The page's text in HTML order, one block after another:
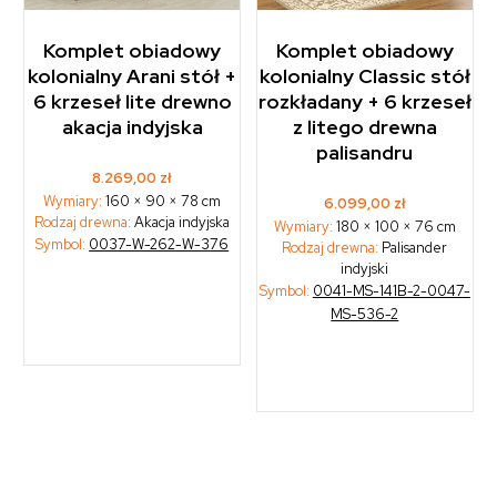
Komplet obiadowy
kolonialny Arani stół +
6 krzeseł lite drewno
akacja indyjska
8.269,00 zł
Wymiary:160 × 90 × 78 cm
Rodzaj drewna: Akacja indyjska
Symbol: 0037-W-262-W-376
Komplet obiadowy
kolonialny Classic stół
rozkładany + 6 krzeseł
z litego drewna
palisandru
6.099,00 zł
Wymiary: 180 × 100 × 76 cm
Rodzaj drewna: Palisander
indyjski
Symbol: 0041-MS-141B-2-0047-
MS-536-2